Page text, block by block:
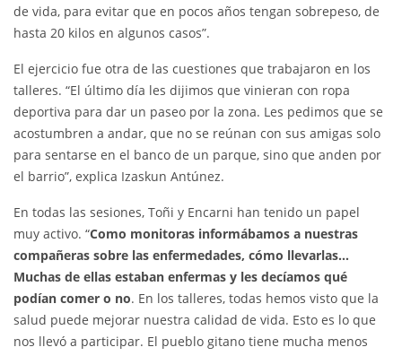
de vida, para evitar que en pocos años tengan sobrepeso, de
hasta 20 kilos en algunos casos”.
El ejercicio fue otra de las cuestiones que trabajaron en los
talleres. “El último día les dijimos que vinieran con ropa
deportiva para dar un paseo por la zona. Les pedimos que se
acostumbren a andar, que no se reúnan con sus amigas solo
para sentarse en el banco de un parque, sino que anden por
el barrio”, explica Izaskun Antúnez.
En todas las sesiones, Toñi y Encarni han tenido un papel
muy activo. “Como monitoras informábamos a nuestras
compañeras sobre las enfermedades, cómo llevarlas…
Muchas de ellas estaban enfermas y les decíamos qué
podían comer o no. En los talleres, todas hemos visto que la
salud puede mejorar nuestra calidad de vida. Esto es lo que
nos llevó a participar. El pueblo gitano tiene mucha menos